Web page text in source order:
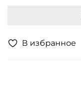
В избранное